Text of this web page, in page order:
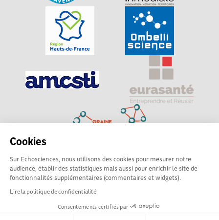
Cookies
Sur Echosciences, nous utilisons des cookies pour mesurer notre
audience, établir des statistiques mais aussi pour enrichir le site de
fonctionnalités supplémentaires (commentaires et widgets).
Lire la politique de confidentialité
Consentements certifiés par
Explorer, s’exprimer, rentrer en contact : Echosciences
Hauts-de-France est le réseau social des amateurs de
sciences et de technologies du territoire
Mentions légales|Politique de confidentialité